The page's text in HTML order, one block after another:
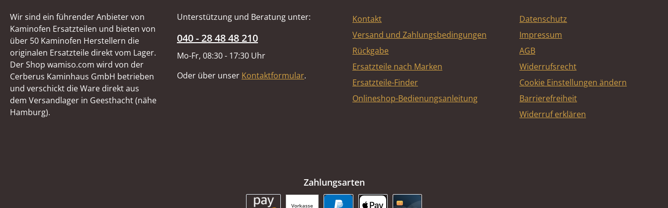
Wir sind ein führender Anbieter von
Kaminofen Ersatzteilen und bieten von
über 50 Kaminofen Herstellern die
originalen Ersatzteile direkt vom Lager.
Der Shop wamiso.com wird von der
Cerberus Kaminhaus GmbH betrieben
und verschickt die Ware direkt aus
dem Versandlager in Geesthacht (nähe
Hamburg).
Unterstützung und Beratung unter:
040 - 28 48 48 210
Mo-Fr, 08:30 - 17:30 Uhr
Oder über unser Kontaktformular.
Kontakt
Versand und Zahlungsbedingungen
Rückgabe
Ersatzteile nach Marken
Ersatzteile-Finder
Onlineshop-Bedienungsanleitung
Datenschutz
Impressum
AGB
Widerrufsrecht
Cookie Einstellungen ändern
Barrierefreiheit
Widerruf erklären
Zahlungsarten
Vorkasse